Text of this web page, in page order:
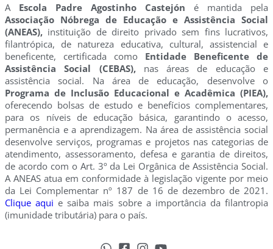
A Escola Padre Agostinho Castejón é mantida pela
Associação Nóbrega de Educação e Assistência Social
(ANEAS), instituição de direito privado sem fins lucrativos,
filantrópica, de natureza educativa, cultural, assistencial e
beneficente, certificada como Entidade Beneficente de
Assistência Social (CEBAS),nas áreas de educação e
assistência social. Na área de educação, desenvolve o
Programa de Inclusão Educacional e Acadêmica (PIEA),
oferecendo bolsas de estudo e benefícios complementares,
para os níveis de educação básica, garantindo o acesso,
permanência e a aprendizagem. Na área de assistência social
desenvolve serviços, programas e projetos nas categorias de
atendimento, assessoramento, defesa e garantia de direitos,
de acordo com o Art. 3º da Lei Orgânica de Assistência Social.
A ANEAS atua em conformidade à legislação vigente por meio
da Lei Complementar nº 187 de 16 de dezembro de 2021.
Clique aqui e saiba mais sobre a importância da filantropia
(imunidade tributária) para o país.